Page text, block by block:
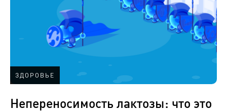
ЗДОРОВЬЕ
Непереносимость лактозы: что это